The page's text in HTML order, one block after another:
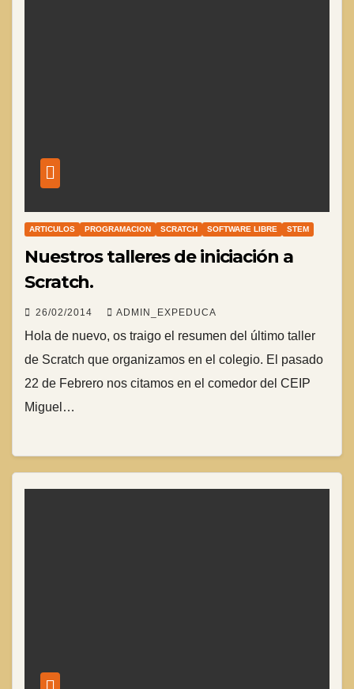
ARTICULOS PROGRAMACION SCRATCH SOFTWARE LIBRE STEM
Nuestros talleres de iniciación a
Scratch.
26/02/2014 ADMIN_EXPEDUCA
Hola de nuevo, os traigo el resumen del último taller
de Scratch que organizamos en el colegio. El pasado
22 de Febrero nos citamos en el comedor del CEIP
Miguel…